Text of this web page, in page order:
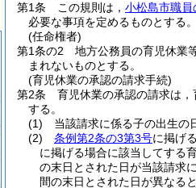
第1条
この規則は， 小松島市職員
必要な事項を定めるものとする。
(任命権者)
第1条の2
地方公務員の育児休業
まれないものとする。
(育児休業の承認の請求手続)
第2条
育児休業の承認の請求は
する。
(1)
当該請求に係る子の出生の
(2)
条例第2条の3第3号に掲げ
に掲げる場合に該当してする
の末日とされた日が当該請求
間の末日とされた日が異なる